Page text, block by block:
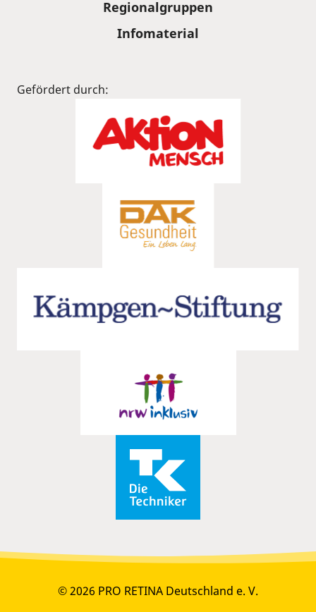
Regionalgruppen
Infomaterial
Gefördert durch:
© 2026 PRO RETINA Deutschland e. V.